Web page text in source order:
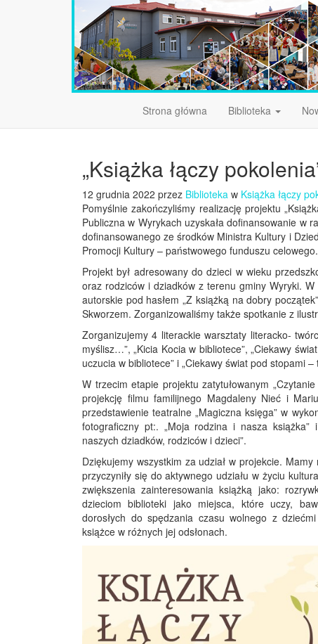
Strona główna Biblioteka
„Książka łączy
12 grudnia 2022 przez Biblioteka w Książka łączy
Pomyślnie zakończyliśmy realizację projektu
Publiczna w Wyrykach uzyskała dofinansowanie w
dofinansowanego ze środków Ministra Kultury i
Promocji Kultury – państwowego funduszu celowego.
Projekt był adresowany do dzieci w wieku
oraz rodziców i dziadków z terenu gminy Wyryki.
autorskie pod hasłem „Z książką na dobry
Skworzem. Zorganizowaliśmy także spotkanie z
Zorganizujemy 4 literackie warsztaty literacko-
myślisz…”, „Kicia Kocia w bibliotece”, „Ciekawy
uczucia w bibliotece” i „Ciekawy świat pod stopami
W trzecim etapie projektu zatytułowanym
projekcję filmu familijnego Magdaleny Nieć i
przedstawienie teatralne „Magiczna księga” w
fotograficzny pt:. „Moja rodzina i nasza książka”
naszych dziadków, rodziców i dzieci”.
Dziękujemy wszystkim za udział w projekcie.
przyczyniły się do aktywnego udziału w życiu
zwiększenia zainteresowania książką jako:
dzieciom biblioteki jako miejsca, które uczy,
dorosłych do spędzania czasu wolnego z
książce w różnych jej odsłonach.